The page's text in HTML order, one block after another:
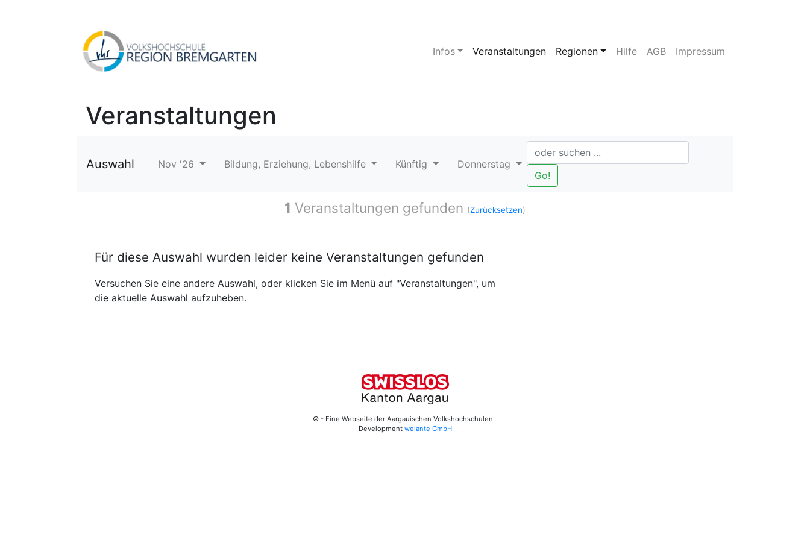
Infos Veranstaltungen Regionen Hilfe AGB Impressum
Veranstaltungen
Auswahl Nov '26 Bildung, Erziehung, Lebenshilfe Künftig
Donnerstag
Go!
1 Veranstaltungen gefunden (Zurücksetzen)
Für diese Auswahl wurden leider keine Veranstaltungen gefunden
Versuchen Sie eine andere Auswahl, oder klicken Sie im Menü auf "Veranstaltungen", um
die aktuelle Auswahl aufzuheben.
© - Eine Webseite der Aargauischen Volkshochschulen -
Development welante GmbH